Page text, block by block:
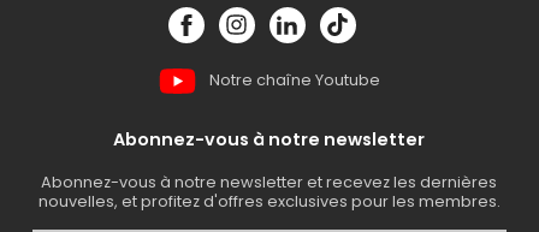
Notre chaîne Youtube
Abonnez-vous à notre newsletter
Abonnez-vous à notre newsletter et recevez les dernières
nouvelles, et profitez d'offres exclusives pour les membres.